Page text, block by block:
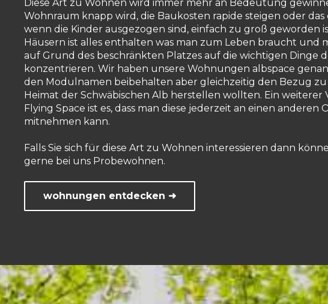
Diese Art zu Wohnen wird immer mehr an Bedeutung
Wohnraum knapp wird, die Baukosten rapide steigen oder das
wenn die Kinder ausgezogen sind, einfach zu groß geworden
Häusern ist alles enthalten was man zum Leben braucht und
auf Grund des beschränkten Platzes auf die wichtigen Dinge
konzentrieren. Wir haben unsere Wohnungen albspace
den Modulnamen beibehalten aber gleichzeitig den Bezug
Heimat der Schwäbischen Alb herstellen wollten. Ein weiterer
Flying Space ist es, dass man diese jederzeit an einen anderen
mitnehmen kann.
Falls Sie sich für diese Art zu Wohnen interessieren dann
gerne bei uns Probewohnen.
wohnungen entdecken ➜